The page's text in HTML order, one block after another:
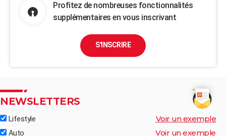
Profitez de nombreuses fonctionnalités
supplémentaires en vous inscrivant
S'INSCRIRE
NEWSLETTERS
Lifestyle Voir un exemple
Auto Voir un exemple